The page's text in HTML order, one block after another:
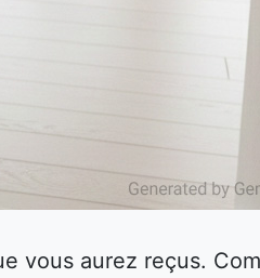
vous aurez reçus.